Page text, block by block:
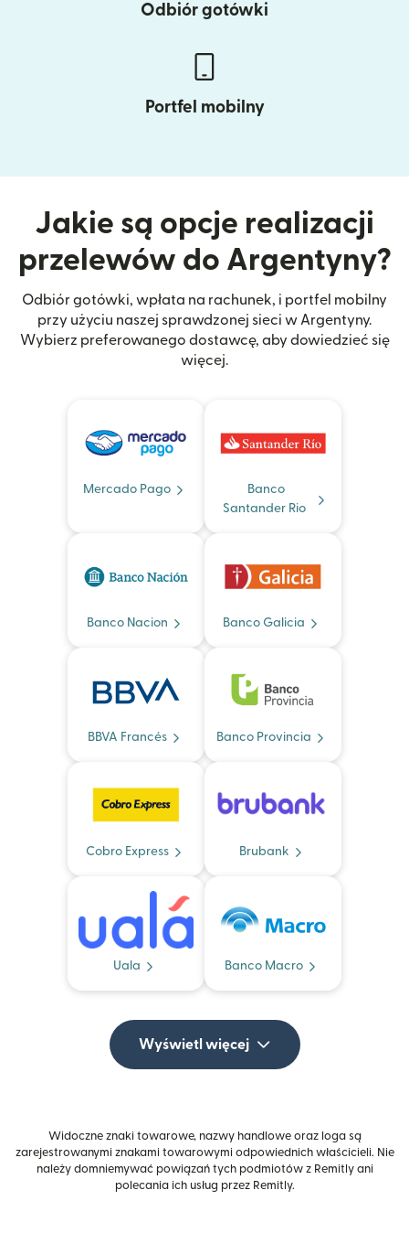
Odbiór gotówki
Portfel mobilny
Jakie są opcje realizacji
przelewów do Argentyny?
Odbiór gotówki, wpłata na rachunek, i portfel mobilny
przy użyciu naszej sprawdzonej sieci w Argentyny.
Wybierz preferowanego dostawcę, aby dowiedzieć się
więcej.
Mercado Pago
Banco
Santander Rio
Banco Nacion Banco Galicia
BBVA Francés Banco Provincia
Cobro Express Brubank
Uala Banco Macro
Wyświetl więcej
Widoczne znaki towarowe, nazwy handlowe oraz loga są
zarejestrowanymi znakami towarowymi odpowiednich właścicieli. Nie
należy domniemywać powiązań tych podmiotów z Remitly ani
polecania ich usług przez Remitly.